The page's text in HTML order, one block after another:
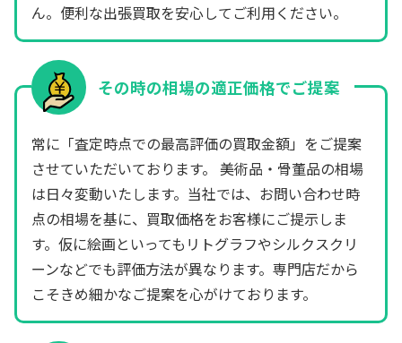
ん。便利な出張買取を安心してご利用ください。
その時の相場の適正価格でご提案
常に「査定時点での最高評価の買取金額」をご提案
させていただいております。 美術品・骨董品の相場
は日々変動いたします。当社では、お問い合わせ時
点の相場を基に、買取価格をお客様にご提示しま
す。仮に絵画といってもリトグラフやシルクスクリ
ーンなどでも評価方法が異なります。専門店だから
こそきめ細かなご提案を心がけております。